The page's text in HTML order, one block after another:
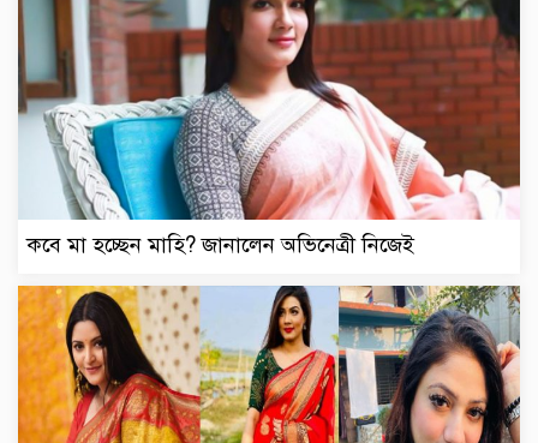
কবে মা হচ্ছেন মাহি? জানালেন অভিনেত্রী নিজেই